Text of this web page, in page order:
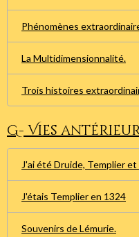
Phénomènes
La Multidimensionnalité.
Trois histoires
G- Vies
J'ai été Druide, Templier et
J'étais Templier en 1324
Souvenirs de Lémurie.